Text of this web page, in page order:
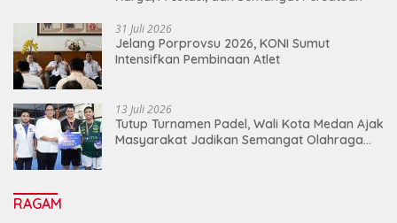
31 Juli 2026
Jelang Porprovsu 2026, KONI Sumut
Intensifkan Pembinaan Atlet
13 Juli 2026
Tutup Turnamen Padel, Wali Kota Medan Ajak
Masyarakat Jadikan Semangat Olahraga
RAGAM